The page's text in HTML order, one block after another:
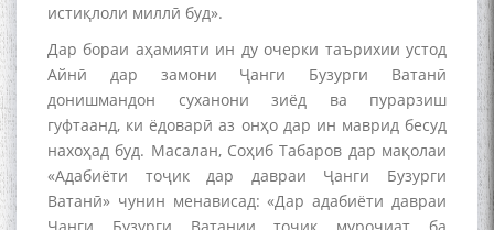
истиқлоли миллӣ буд».
Дар бораи аҳамияти ин ду очерки таърихии устод
Айнӣ дар замони Ҷанги Бузурги Ватанӣ
донишмандон суханони зиёд ва пурарзиш
гуфтаанд, ки ёдоварӣ аз онҳо дар ин маврид бесуд
нахоҳад буд. Масалан, Соҳиб Табаров дар мақолаи
«Адабиёти тоҷик дар давраи Ҷанги Бузурги
Ватанӣ» чунин менависад: «Дар адабиёти давраи